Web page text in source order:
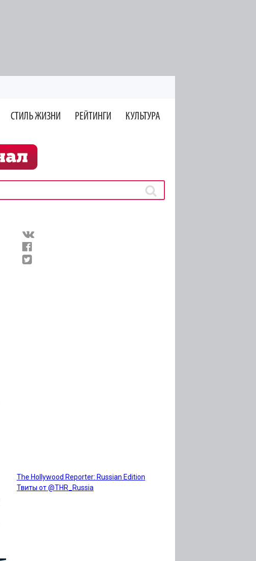
СТИЛЬ ЖИЗНИ РЕЙТИНГИ КУЛЬТУРА
The Hollywood Reporter: Russian Edition
Твиты от @THR_Russia